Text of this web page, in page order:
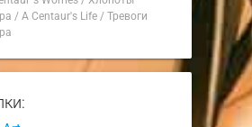
/ A Centaur's Life/ Тревоги